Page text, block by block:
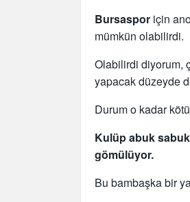
Bursaspor için
mümkün olabilirdi.
Olabilirdi diyorum,
yapacak düzeyde
Durum o kadar
Kulüp abuk
gömülüyor.
Bu bambaşka bir